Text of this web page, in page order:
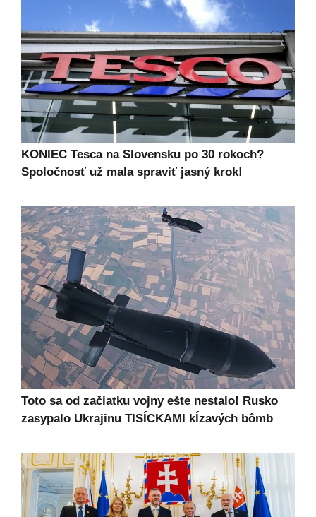
KONIEC Tesca na Slovensku po 30 rokoch?
Spoločnosť už mala spraviť jasný krok!
Toto sa od začiatku vojny ešte nestalo! Rusko
zasypalo Ukrajinu TISÍCKAMI kĺzavých bômb